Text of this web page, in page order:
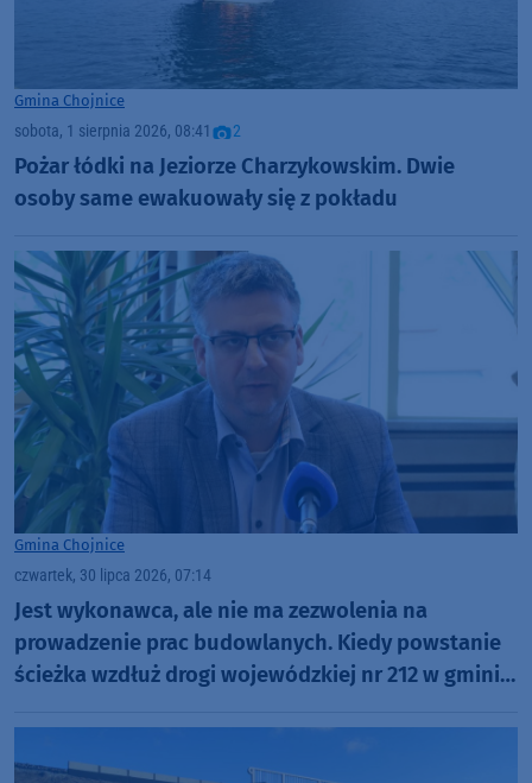
Gmina Chojnice
sobota, 1 sierpnia 2026, 08:41 2
Pożar łódki na Jeziorze Charzykowskim. Dwie
osoby same ewakuowały się z pokładu
Gmina Chojnice
czwartek, 30 lipca 2026, 07:14
Jest wykonawca, ale nie ma zezwolenia na
prowadzenie prac budowlanych. Kiedy powstanie
ścieżka wzdłuż drogi wojewódzkiej nr 212 w gminie